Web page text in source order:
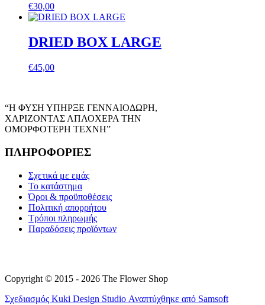
€30,00
DRIED BOX LARGE
€45,00
“Η ΦΥΣΗ ΥΠΗΡΞΕ ΓΕΝΝΑΙΟΔΩΡΗ,
ΧΑΡΙΖΟΝΤΑΣ ΑΠΛΟΧΕΡΑ ΤΗΝ
ΟΜΟΡΦΟΤΕΡΗ ΤΕΧΝΗ”
ΠΛΗΡΟΦΟΡΙΕΣ
Σχετικά με εμάς
Το κατάστημα
Όροι & προϋποθέσεις
Πολιτική απορρήτου
Τρόποι πληρωμής
Παραδόσεις προϊόντων
Copyright © 2015 - 2026 The Flower Shop
Σχεδιασμός Kuki Design Studio Αναπτύχθηκε από Samsoft